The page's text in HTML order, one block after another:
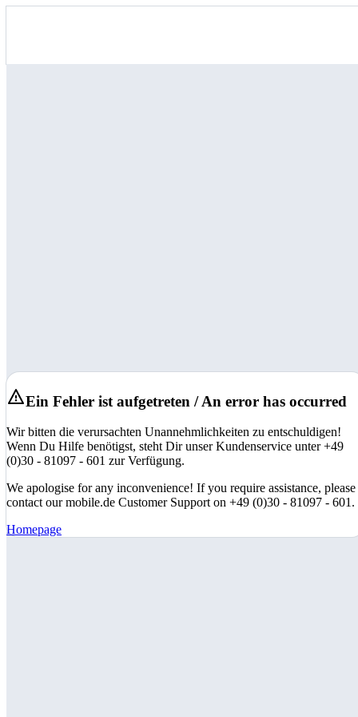
Ein Fehler ist aufgetreten / An error has occurred
Wir bitten die verursachten Unannehmlichkeiten zu entschuldigen!
Wenn Du Hilfe benötigst, steht Dir unser Kundenservice unter +49
(0)30 - 81097 - 601 zur Verfügung.
We apologise for any inconvenience! If you require assistance, please
contact our mobile.de Customer Support on +49 (0)30 - 81097 - 601.
Homepage